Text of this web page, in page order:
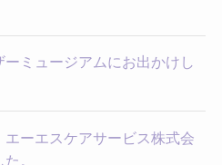
ーミュージアムにお出かけし
エーエスケアサービス株式会
。